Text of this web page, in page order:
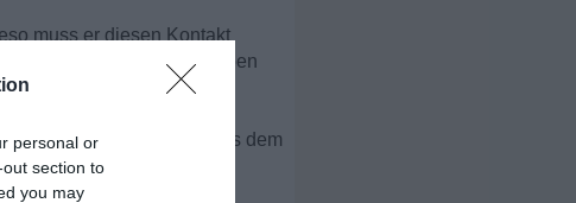
personal or
section to
you may
muss er diesen Kontakt
? Er wuerde nie im Leben
mit Frauen betrifft mir aus dem